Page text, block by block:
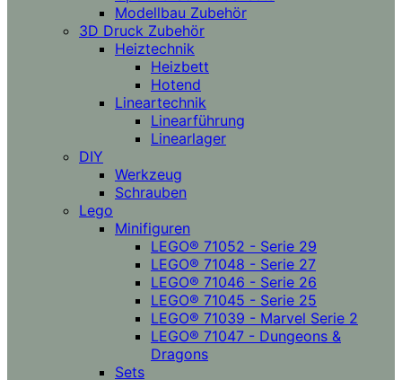
Modellbau Zubehör
3D Druck Zubehör
Heiztechnik
Heizbett
Hotend
Lineartechnik
Linearführung
Linearlager
DIY
Werkzeug
Schrauben
Lego
Minifiguren
LEGO® 71052 - Serie 29
LEGO® 71048 - Serie 27
LEGO® 71046 - Serie 26
LEGO® 71045 - Serie 25
LEGO® 71039 - Marvel Serie 2
LEGO® 71047 - Dungeons &
Dragons
Sets